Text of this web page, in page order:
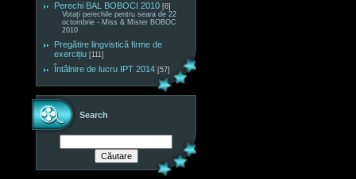
Perechi BAL BOBOCI 2010 [6]
Votați perechile pentru seara de 22
octombrie - Miss & Mister BOBOC
2010
Pregătire lingvistică firme de
exercițiu [111]
Întâlnire de lucru IPT 2014 [57]
Search